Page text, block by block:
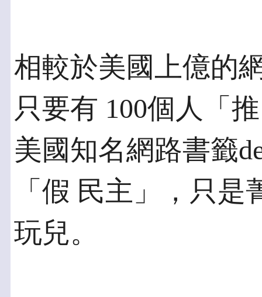
相較於美國上億的
只要有 100個人「
美國知名網路書籤
「假 民主」，只
玩兒。